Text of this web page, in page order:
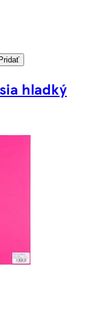
Pridať
hladký